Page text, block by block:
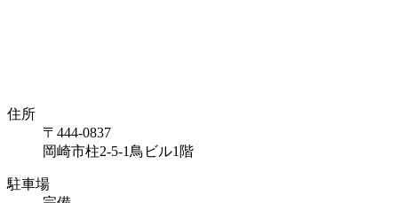
住所
〒444-0837
岡崎市柱2-5-1鳥ビル1階
駐車場